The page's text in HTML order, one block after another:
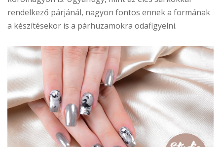
rendelkező párjánál, nagyon fontos ennek a formának
a készítésekor is a párhuzamokra odafigyelni.